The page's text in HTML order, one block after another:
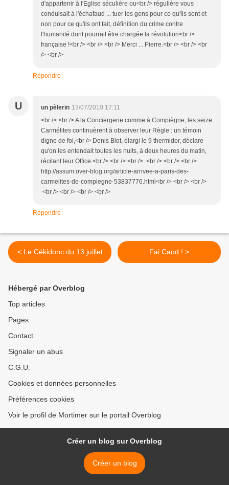
d'appartenir à l'Eglise séculière ou<br /> régulière vous
conduisait à l'échafaud ... tuer les gens pour ce qu'ils sont et
non pour ce qu'ils ont fait, définition du crime contre
l'humanité dont pourrait être chargée la révolution<br />
française !<br /> <br /> <br /> Merci ... Pierre.<br /> <br /> <br
/> <br />
Répondre
U un pèlerin 13/07/2010 17:11
<br /> <br /> A la Conciergerie comme à Compiègne, les seize
Carmélites continuèrent à observer leur Règle : un témoin
digne de foi,<br /> Denis Blot, élargi le 9 thermidor, déclare
qu'on les entendait toutes les nuits, à deux heures du matin,
récitant leur Office.<br /> <br /> <br /> <br /> <br /> <br />
http://assum.over-blog.org/article-arrivee-a-paris-des-
carmelites-de-compiegne-53837776.html<br /> <br /> <br />
<br /> <br /> <br /> <br />
Répondre
< Le Cékidonc du 13 juillet Fai Caod ! >
Hébergé par Overblog
Top articles
Pages
Contact
Signaler un abus
C.G.U.
Cookies et données personnelles
Préférences cookies
Voir le profil de Mortimer sur le portail Overblog
Créer un blog sur Overblog
Créer un blog